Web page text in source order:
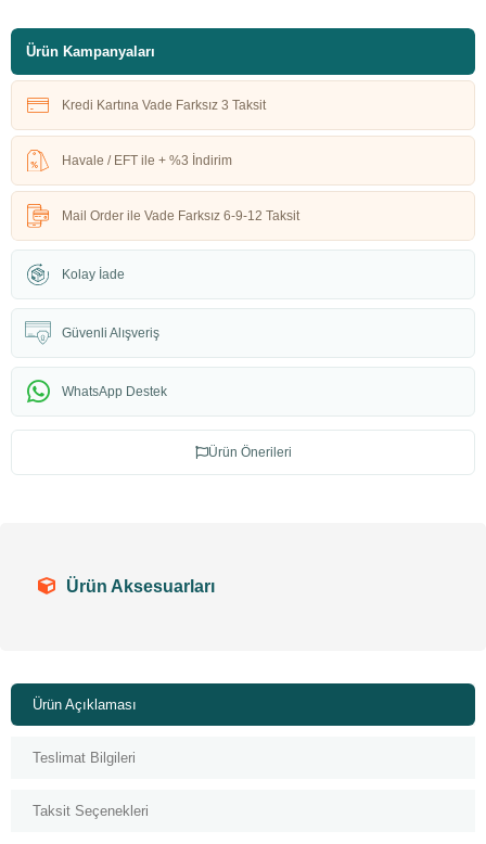
Ürün Kampanyaları
Kredi Kartına Vade Farksız 3 Taksit
Havale / EFT ile + %3 İndirim
Mail Order ile Vade Farksız 6-9-12 Taksit
Kolay İade
Güvenli Alışveriş
WhatsApp Destek
Ürün Önerileri
Ürün Aksesuarları
Ürün Açıklaması
Teslimat Bilgileri
Taksit Seçenekleri